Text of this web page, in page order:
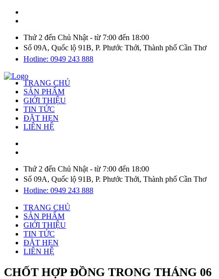
Thứ 2 đến Chủ Nhật - từ 7:00 đến 18:00
Số 09A, Quốc lộ 91B, P. Phước Thới, Thành phố Cần Thơ
Hotline: 0949 243 888
TRANG CHỦ
SẢN PHẨM
GIỚI THIỆU
TIN TỨC
ĐẶT HẸN
LIÊN HỆ
Thứ 2 đến Chủ Nhật - từ 7:00 đến 18:00
Số 09A, Quốc lộ 91B, P. Phước Thới, Thành phố Cần Thơ
Hotline: 0949 243 888
TRANG CHỦ
SẢN PHẨM
GIỚI THIỆU
TIN TỨC
ĐẶT HẸN
LIÊN HỆ
CHỐT HỢP ĐỒNG TRONG THÁNG 06